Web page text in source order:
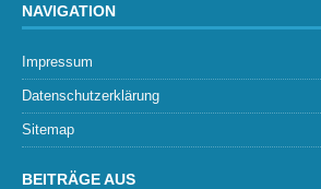
NAVIGATION
Impressum
Datenschutzerklärung
Sitemap
BEITRÄGE AUS